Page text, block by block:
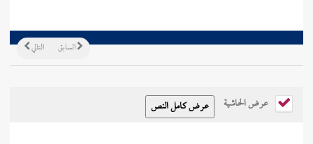
التالي السابق
عرض الحاشية